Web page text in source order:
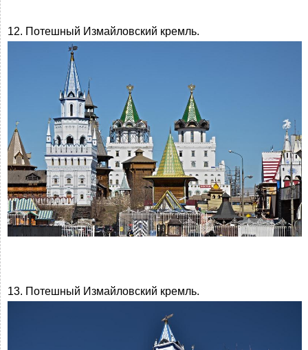
12. Потешный Измайловский кремль.
13. Потешный Измайловский кремль.